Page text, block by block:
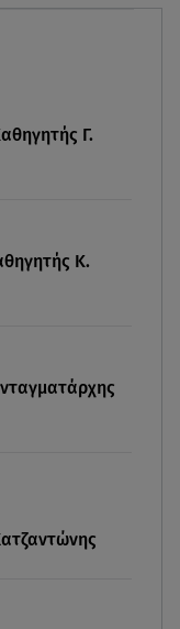
και
15χρονης
σε
Γ.
Κ.